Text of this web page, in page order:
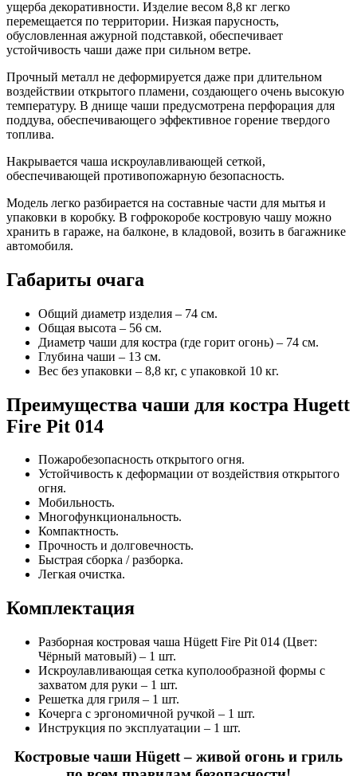
ущерба декоративности. Изделие весом 8,8 кг легко
перемещается по территории. Низкая парусность,
обусловленная ажурной подставкой, обеспечивает
устойчивость чаши даже при сильном ветре.
Прочный металл не деформируется даже при длительном
воздействии открытого пламени, создающего очень высокую
температуру. В днище чаши предусмотрена перфорация для
поддува, обеспечивающего эффективное горение твердого
топлива.
Накрывается чаша искроулавливающей сеткой,
обеспечивающей противопожарную безопасность.
Модель легко разбирается на составные части для мытья и
упаковки в коробку. В гофрокоробе костровую чашу можно
хранить в гараже, на балконе, в кладовой, возить в багажнике
автомобиля.
Габариты очага
Общий диаметр изделия – 74 см.
Общая высота – 56 см.
Диаметр чаши для костра (где горит огонь) – 74 см.
Глубина чаши – 13 см.
Вес без упаковки – 8,8 кг, с упаковкой 10 кг.
Преимущества чаши для костра Hugett
Fire Pit 014
Пожаробезопасность открытого огня.
Устойчивость к деформации от воздействия открытого
огня.
Мобильность.
Многофункциональность.
Компактность.
Прочность и долговечность.
Быстрая сборка / разборка.
Легкая очистка.
Комплектация
Разборная костровая чаша Hügett Fire Pit 014 (Цвет:
Чёрный матовый) – 1 шт.
Искроулавливающая сетка куполообразной формы с
захватом для руки – 1 шт.
Решетка для гриля – 1 шт.
Кочерга с эргономичной ручкой – 1 шт.
Инструкция по эксплуатации – 1 шт.
Костровые чаши Hügett – живой огонь и гриль